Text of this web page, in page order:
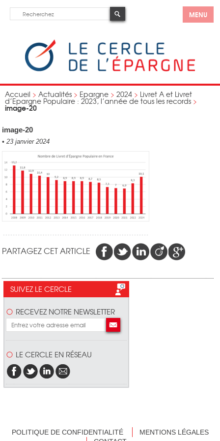
MENU
Accueil > Actualités > Epargne > 2024 > Livret A et Livret
d’Epargne Populaire : 2023, l’année de tous les records >
image-20
image-20
• 23 janvier 2024
PARTAGEZ CET ARTICLE
SUIVEZ LE CERCLE
RECEVEZ NOTRE NEWSLETTER
LE CERCLE EN RÉSEAU
POLITIQUE DE CONFIDENTIALITÉ
MENTIONS LÉGALES